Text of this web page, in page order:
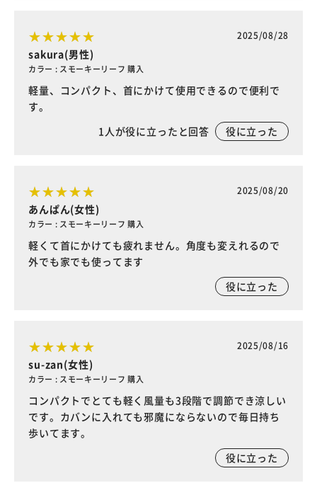
2025/08/28
sakura(男性)
カラー : スモーキーリーフ 購入
軽量、コンパクト、首にかけて使用できるので便利で
す。
1人が役に立ったと回答 役に立った
2025/08/20
あんぱん(女性)
カラー : スモーキーリーフ 購入
軽くて首にかけても疲れません。角度も変えれるので
外でも家でも使ってます
役に立った
2025/08/16
su-zan(女性)
カラー : スモーキーリーフ 購入
コンパクトでとても軽く風量も3段階で調節でき涼しい
です。カバンに入れても邪魔にならないので毎日持ち
歩いてます。
役に立った